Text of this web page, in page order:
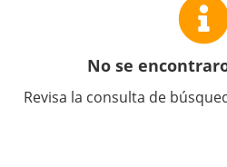
No se
Revisa la consulta de